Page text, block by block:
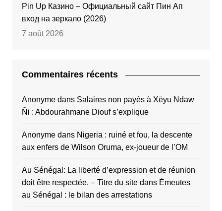
Pin Up Казино – Официальный сайт Пин Ап
вход на зеркало (2026)
7 août 2026
Commentaires récents
Anonymedans Salaires non payés à Xëyu Ndaw
Ñi : Abdourahmane Diouf s’explique
Anonymedans Nigeria : ruiné et fou, la descente
aux enfers de Wilson Oruma, ex-joueur de l’OM
Au Sénégal: La liberté d’expression et de réunion
doit être respectée. – Titre du sitedans Émeutes
au Sénégal : le bilan des arrestations